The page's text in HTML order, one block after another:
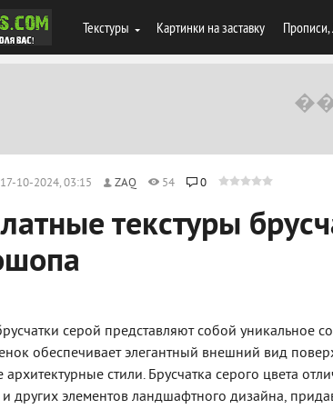
Текстуры Картинки на заставку
17-10-2024, 03:15 ZAQ 54 0
текстуры
серой представляют собой уникальное
обеспечивает элегантный внешний вид
архитектурные стили. Брусчатка серого цвета
других элементов ландшафтного дизайна,